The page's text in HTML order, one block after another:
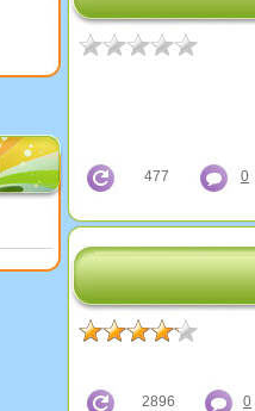
477 0
2896 0